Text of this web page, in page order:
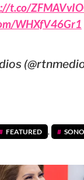
t.co/
WHXfV46Gr1
FEATURED ,